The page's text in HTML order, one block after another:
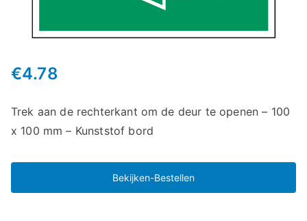
€4.78
Trek aan de rechterkant om de deur te openen – 100
x 100 mm – Kunststof bord
Bekijken-Bestellen